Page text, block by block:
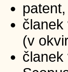
članek
(v
članek